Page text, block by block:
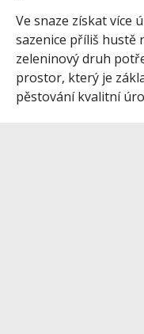
Ve snaze získat více
sazenice příliš hustě
zeleninový druh
prostor, který je
pěstování kvalitní